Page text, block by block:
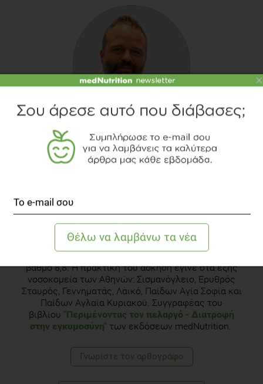
ΑΒΡΑΆΜ ΚΆΖΗΣ
Κλινικός Διαιτολόγος - Διατροφολόγος, M.Sc.
στο Tμήμα Επιστήμης Διαιτολογίας-Διατροφής του
Χαροκοπείου Πανεπιστημίου Αθηνών, από όπου και
Ολοκλήρωσε τις μεταπτυχιακές του σπουδές στην
κατεύθυνση Κλινικής Διαιτολογίας του
Χαροκοπείου Πανεπιστημίου στις 10/2003, με
βαθμό 8,8. Η πρακτική του άσκηση έγινε στα εξής
νοσοκομεία των Αθηνών: Σισμανόγλειο, Ερυθρός
Σταυρός, Γεννηματάς, Λαικό, Παίδων Αγία Σοφία και
Παίδων Αγλαία Κυριακού. Συγγραφέας του
βιβλίου "Περιμένοντας τον πελαργό - Διατροφή
στην εγκυμοσύνη" των εκδόσεων medNutrition.
Γνωρίστε τoν αρθογράφο
×